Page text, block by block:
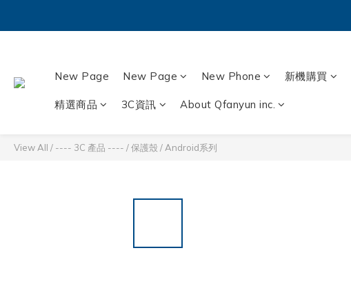
New Page New Page New Phone 新機購買
精選商品 3C資訊 About Qfanyun inc.
View All / ---- 3C 產品 ---- /保護殼 / Android系列